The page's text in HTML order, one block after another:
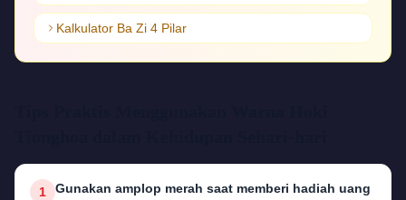
Kalkulator Ba Zi 4 Pilar
1
Gunakan amplop merah saat memberi hadiah uang